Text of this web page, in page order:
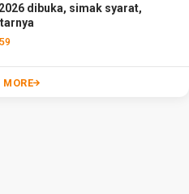
dibuka, simak syarat,
MORE